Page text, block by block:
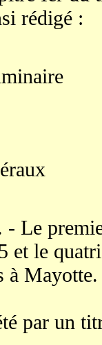
rédigé :
Le
et le
à
par un